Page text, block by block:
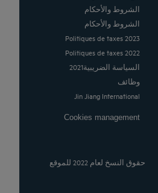
الشروط والأحكام
الشروط والأحكام
Politiques de taxes 2023
Politiques de taxes 2022
السياسة الضريبية2021
وظائف
Jin Jiang International
Cookies management
حقوق النسخ لعام 2022 للموقع